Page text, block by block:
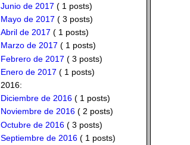
Junio de 2017 ( 1 posts)
Mayo de 2017 ( 3 posts)
Abril de 2017 ( 1 posts)
Marzo de 2017 ( 1 posts)
Febrero de 2017 ( 3 posts)
Enero de 2017 ( 1 posts)
2016:
Diciembre de 2016( 1 posts)
Noviembre de 2016( 2 posts)
Octubre de 2016( 3 posts)
Septiembre de 2016( 1 posts)